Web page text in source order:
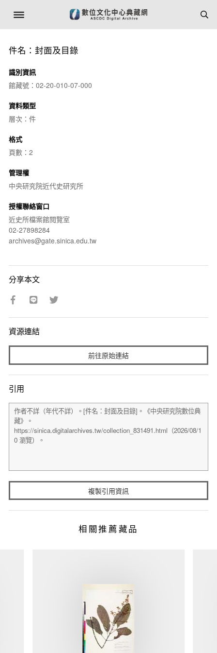
件名：封面及目錄
識別資訊
館藏號：02-20-010-07-000
資料類型
層次：件
格式
頁數：2
管理權
中央研究院近代史研究所
授權聯絡窗口
近史所檔案館閱覽室
02-27898284
archives@gate.sinica.edu.tw
分享本文
資源連結
前往原始連結
引用
複製引用資訊
相關推薦藏品